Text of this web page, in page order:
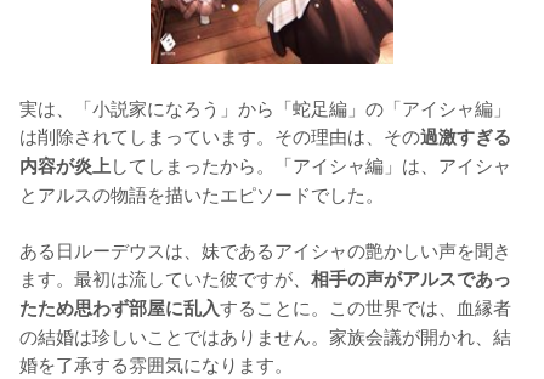
実は、「小説家になろう」から「蛇足編」の「アイシャ編」
は削除されてしまっています。その理由は、その過激すぎる
内容が炎上してしまったから。「アイシャ編」は、アイシャ
とアルスの物語を描いたエピソードでした。
ある日ルーデウスは、妹であるアイシャの艶かしい声を聞き
ます。最初は流していた彼ですが、 相手の声がアルスであっ
たため思わず部屋に乱入することに。この世界では、血縁者
の結婚は珍しいことではありません。家族会議が開かれ、結
婚を了承する雰囲気になります。